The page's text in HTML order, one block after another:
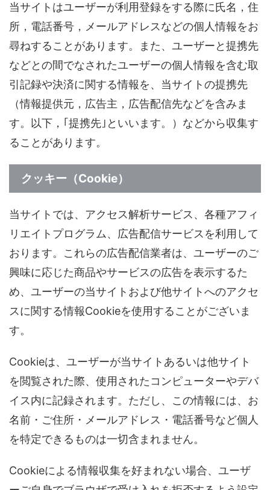
当サイトはユーザーが利用登録をする際に氏名，住
所，電話番号，メールアドレスなどの個人情報をお
尋ねすることがあります。また、ユーザーと提携先
などとの間でなされたユーザーの個人情報を含む取
引記録や決済に関する情報を、当サイトの提携先
（情報提供元，広告主，広告配信先などを含みま
す。以下，｢提携先｣といいます。）などから収集す
ることがあります。
クッキー（Cookie）
当サイトでは、アクセス解析サービス、各種アフィ
リエイトプログラム、広告配信サービスを利用して
おります。これらの広告配信業者は、ユーザーのご
興味に応じた商品やサービスの広告を表示するた
め、ユーザーの当サイトおよび他サイトへのアクセ
スに関する情報Cookieを使用することがございま
す。
Cookieは、ユーザーが当サイトあるいは他サイト
を閲覧された際、使用されたコンピューターやデバ
イス内に記録されます。ただし、この情報には、お
名前・ご住所・メールアドレス・電話番号など個人
を特定できるものは一切含まれません。
Cookieによる情報収集を好まれない場合、ユーザ